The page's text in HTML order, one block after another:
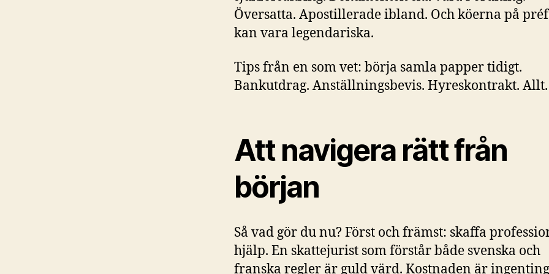
Översatta. Apostillerade ibland. Och köerna på
kan vara legendariska.
Tips från en som vet: börja samla papper tidigt.
Bankutdrag. Anställningsbevis. Hyreskontrakt. Allt.
Att navigera rätt från
början
Så vad gör du nu? Först och främst: skaffa
hjälp. En skattejurist som förstår både svenska och
franska regler är guld värd. Kostnaden är ingenting